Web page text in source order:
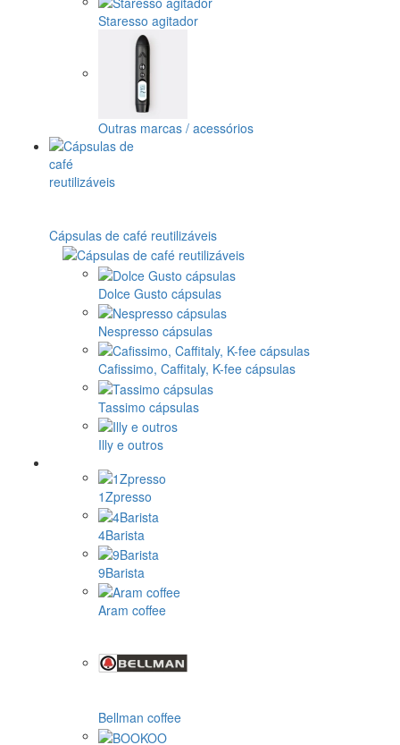
Staresso agitador
Outras marcas / acessórios
Cápsulas de café reutilizáveis
Dolce Gusto cápsulas
Nespresso cápsulas
Cafissimo, Caffitaly, K-fee cápsulas
Tassimo cápsulas
Illy e outros
1Zpresso
4Barista
9Barista
Aram coffee
Bellman coffee